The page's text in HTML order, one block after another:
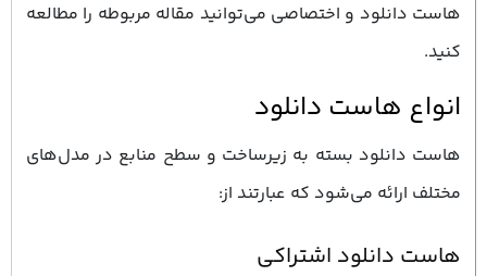
هاست دانلود و اختصاصی می‌توانید مقاله مربوطه را مطالعه
کنید.
انواع هاست دانلود
هاست دانلود بسته به زیرساخت و سطح منابع در مدل‌های
مختلف ارائه می‌شود که عبارتند از:
هاست دانلود اشتراکی